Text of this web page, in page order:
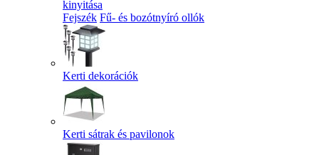
kinyitása
Fejszék Fű- és bozótnyíró ollók
Kerti dekorációk
Kerti sátrak és pavilonok